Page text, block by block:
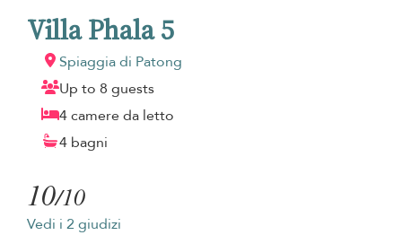
Villa Phala 5
Spiaggia di Patong
Up to 8 guests
4 camere da letto
4 bagni
10/10
Vedi i 2 giudizi